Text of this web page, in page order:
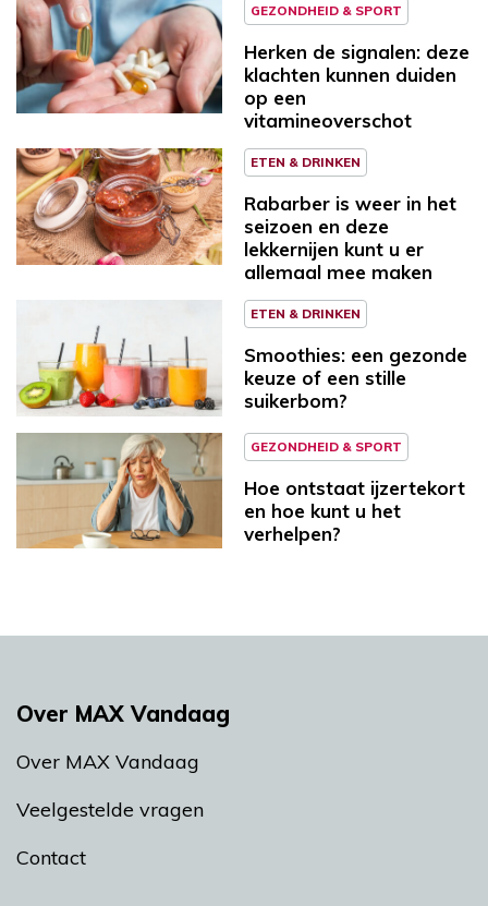
GEZONDHEID & SPORT
Herken de signalen: deze
klachten kunnen duiden
op een
vitamineoverschot
ETEN & DRINKEN
Rabarber is weer in het
seizoen en deze
lekkernijen kunt u er
allemaal mee maken
ETEN & DRINKEN
Smoothies: een gezonde
keuze of een stille
suikerbom?
GEZONDHEID & SPORT
Hoe ontstaat ijzertekort
en hoe kunt u het
verhelpen?
Over MAX Vandaag
Over MAX Vandaag
Veelgestelde vragen
Contact